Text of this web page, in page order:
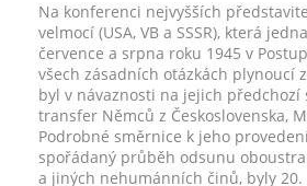
Na konferenci nejvyšších
velmocí (USA, VB a SSSR), která
července a srpna roku 1945 v
všech zásadních otázkách plynoucí
byl v návaznosti na jejich předchozí
transfer Němců z Československa,
Podrobné směrnice k jeho
spořádaný průběh odsunu
a jiných nehumánních činů, byly